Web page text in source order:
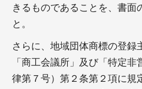
きるものであることを、書面
と。
さらに、地域団体商標の登録
「商工会議所」及び「特定
律第７号）第２条第２項に規